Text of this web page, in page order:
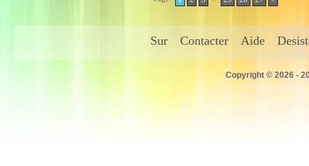
Sur Contacter Aide
Copyright © 2026 -